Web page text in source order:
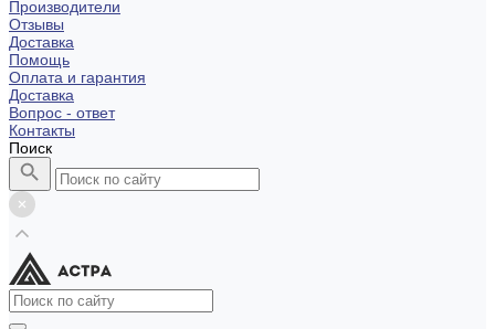
Производители
Отзывы
Доставка
Помощь
Оплата и гарантия
Доставка
Вопрос - ответ
Контакты
Поиск